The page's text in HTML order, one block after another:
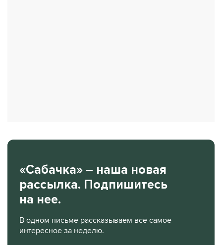
«Сабачка» – наша новая
рассылка. Подпишитесь
на нее.
В одном письме рассказываем все самое
интересное за неделю.